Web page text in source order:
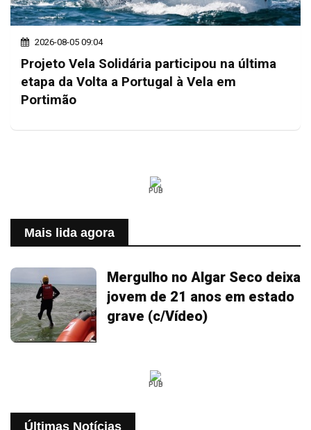
2026-08-05 09:04
Projeto Vela Solidária participou na última
etapa da Volta a Portugal à Vela em
Portimão
PUB
Mais lida agora
Mergulho no Algar Seco deixa
jovem de 21 anos em estado
grave (c/Vídeo)
PUB
Últimas Notícias